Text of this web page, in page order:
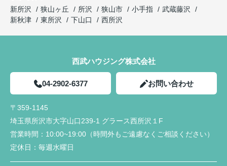
新所沢
狭山ヶ丘 所沢 狭山市 小手指
武蔵藤沢
新秋津
東所沢 下山口 西所沢
西武ハウジング株式会社
04-2902-6377 お問い合わせ
〒359-1145
埼玉県所沢市大字山口239-1 グラース西所沢１F
営業時間： 10:00~19:00（時間外もご遠慮なくご相談ください）
定休日： 毎週水曜日